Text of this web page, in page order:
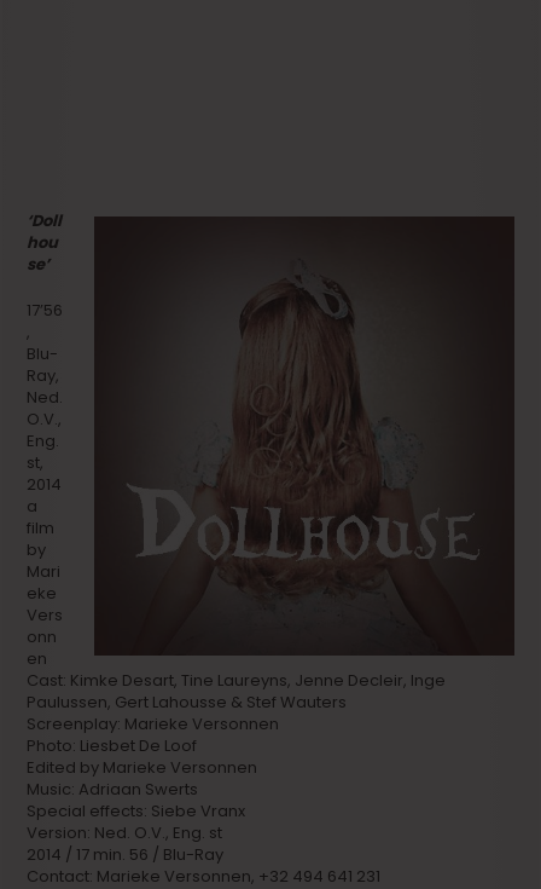
‘Doll
hou
se’
17’56
,
Blu-
Ray,
Ned.
O.V.,
Eng.
st,
2014
a
film
by
Mari
eke
Vers
onn
en
Cast: Kimke Desart, Tine Laureyns, Jenne Decleir, Inge
Paulussen, Gert Lahousse & Stef Wauters
Screenplay: Marieke Versonnen
Photo: Liesbet De Loof
Edited by Marieke Versonnen
Music: Adriaan Swerts
Special effects: Siebe Vranx
Version: Ned. O.V., Eng. st
2014 / 17 min. 56 / Blu-Ray
Contact: Marieke Versonnen, +32 494 641 231